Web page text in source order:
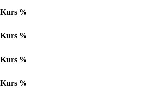
Kurs %
Kurs %
Kurs %
Kurs %